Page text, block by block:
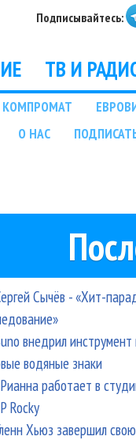
Подписывайтесь:
ТВ И
КОМПРОМАТ
О НАС
Сычёв - «Хит-
внедрил
водяные знаки
работает в
Rocky
Хьюз завершил